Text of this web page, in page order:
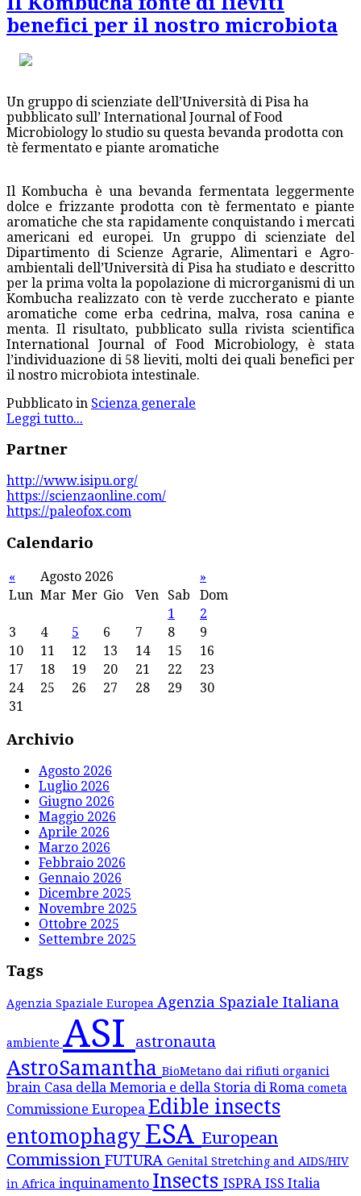
benefici per il nostro microbiota
Un gruppo di scienziate dell’Università di Pisa ha
pubblicato sull’ International Journal of Food
Microbiology lo studio su questa bevanda prodotta con
tè fermentato e piante aromatiche
Il Kombucha è una bevanda fermentata leggermente
dolce e frizzante prodotta con tè fermentato e piante
aromatiche che sta rapidamente conquistando i mercati
americani ed europei. Un gruppo di scienziate del
Dipartimento di Scienze Agrarie, Alimentari e Agro-
ambientali dell’Università di Pisa ha studiato e descritto
per la prima volta la popolazione di microrganismi di un
Kombucha realizzato con tè verde zuccherato e piante
aromatiche come erba cedrina, malva, rosa canina e
menta. Il risultato, pubblicato sulla rivista scientifica
International Journal of Food Microbiology, è stata
l’individuazione di 58 lieviti, molti dei quali benefici per
il nostro microbiota intestinale.
Pubblicato in Scienza generale
Leggi tutto...
Partner
http://www.isipu.org/
https://scienzaonline.com/
https://paleofox.com
Calendario
« Agosto 2026
»
Lun Mar Mer Gio Ven Sab
Dom
1
2
3
4 5 6 7 8
9
10
11 12 13 14 15
16
17
18 19 20 21 22
23
24
25 26 27 28 29
30
31
Archivio
Agosto 2026
Luglio 2026
Giugno 2026
Maggio 2026
Aprile 2026
Marzo 2026
Febbraio 2026
Gennaio 2026
Dicembre 2025
Novembre 2025
Ottobre 2025
Settembre 2025
Tags
Agenzia Spaziale Europea Agenzia Spaziale Italiana
ambiente ASI astronauta
AstroSamantha BioMetano dai rifiuti organici
brain Casa della Memoria e della Storia di Roma cometa
Commissione Europea Edible insects
entomophagy ESA European
Commission FUTURA Genital Stretching and AIDS/HIV
in Africa inquinamento Insects ISPRA ISS Italia